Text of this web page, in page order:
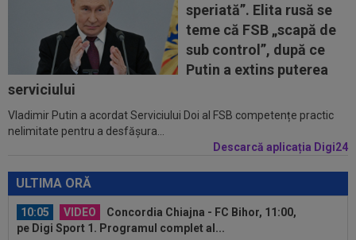
speriată”. Elita rusă se
teme că FSB „scapă de
sub control”, după ce
Putin a extins puterea
serviciului
Vladimir Putin a acordat Serviciului Doi al FSB competențe practic
nelimitate pentru a desfășura...
Descarcă aplicația Digi24
ULTIMA ORĂ
Jucătorul lui Inter, cucerit de Cristi Chivu, chiar
dacă i-a schimbat poziția...
09:20 VIDEO
Cristi Balaj a văzut UTA - Rapid și a
dat verdictul: nu numai penalty, dar și...
10:11
”Au vrut să-l omoare pe Messi”. Starul
argentinian, vizat de un atentat cu...
găsit înlocuitor, după ce Rodri a...
10:05 VIDEO
Concordia Chiajna - FC Bihor, 11:00,
pe Digi Sport 1. Programul complet al...